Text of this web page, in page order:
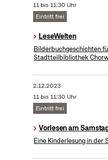
11 bis 11:30 Uhr
Eintritt frei
LeseWelten
Bilderbuchgeschichten
Stadtteilbibliothek
2.12.2023
11 bis 11:30 Uhr
Eintritt frei
Vorlesen am
Eine Kinderlesung in